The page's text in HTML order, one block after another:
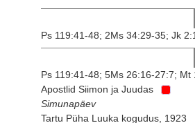
Ps 119:41-48; 2Ms 34:29-35; Jk
Ps 119:41-48; 5Ms 26:16-27:7; Mt
Apostlid Siimon ja Juudas
Simunapäev
Tartu Püha Luuka kogudus, 1923